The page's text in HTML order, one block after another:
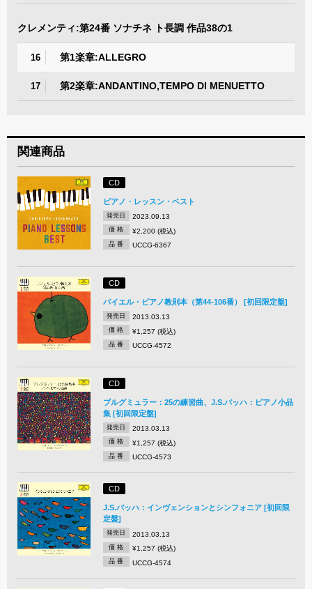
クレメンティ:第24番 ソナチネ ト長調 作品38の1
16 第1楽章:ALLEGRO
17 第2楽章:ANDANTINO,TEMPO DI MENUETTO
関連商品
CD
ピアノ・レッスン・ベスト
発売日 2023.09.13
価 格 ¥2,200 (税込)
品 番 UCCG-6367
CD
バイエル・ピアノ教則本（第44-106番） [初回限定盤]
発売日 2013.03.13
価 格 ¥1,257 (税込)
品 番 UCCG-4572
CD
ブルグミュラー：25の練習曲、J.S.バッハ：ピアノ小品
集 [初回限定盤]
発売日 2013.03.13
価 格 ¥1,257 (税込)
品 番 UCCG-4573
CD
J.S.バッハ：インヴェンションとシンフォニア [初回限
定盤]
発売日 2013.03.13
価 格 ¥1,257 (税込)
品 番 UCCG-4574